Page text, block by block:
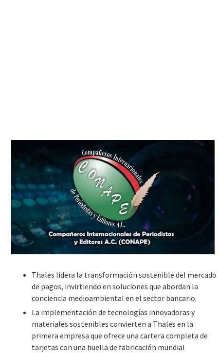
Thales lidera la transformación sostenible del mercado
de pagos, invirtiendo en soluciones que abordan la
conciencia medioambiental en el sector bancario.
La implementación de tecnologías innovadoras y
materiales sostenibles convierten a Thales en la
primera empresa que ofrece una cartera completa de
tarjetas con una huella de fabricación mundial